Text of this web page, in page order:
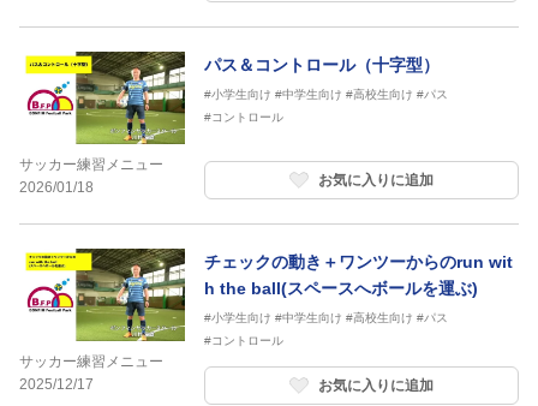
サッカー練習メニュー
2026/01/18
パス＆コントロール（十字型）
#小学生向け #中学生向け #高校生向け #パス
#コントロール
お気に入りに追加
サッカー練習メニュー
2025/12/17
チェックの動き＋ワンツーからのrun wit
h the ball(スペースへボールを運ぶ)
#小学生向け #中学生向け #高校生向け #パス
#コントロール
お気に入りに追加